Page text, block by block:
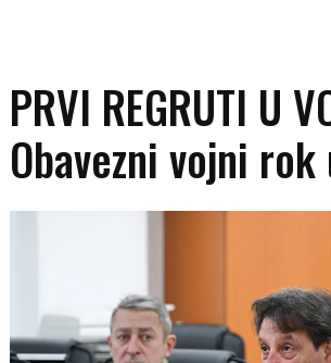
PRVI REGRUTI U
Obavezni vojni